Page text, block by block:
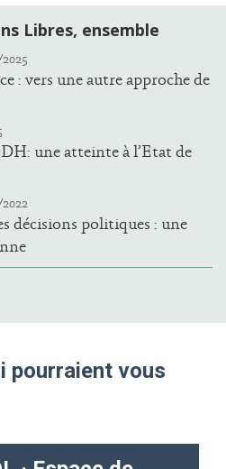
Libres, ensemble
: vers une autre approche de
une atteinte à l’Etat de
décisions politiques : une
pourraient vous